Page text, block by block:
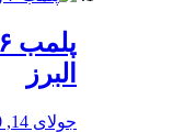
البرز
جولای 14, 2020